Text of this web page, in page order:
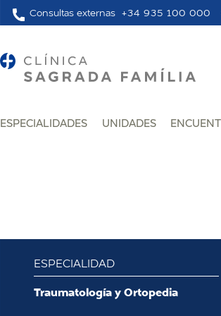
Consultas externas +34 935 100 000
ESPECIALIDADES UNIDADES
ESPECIALIDAD
Traumatología y Ortopedia